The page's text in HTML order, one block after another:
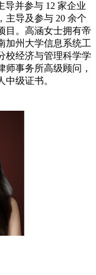
导并参与 12 家企业
主导及参与 20 余个
目。高涵女士拥有帝
加州大学信息系统工
校经济与管理科学学
事务所高级顾问，
级证书。